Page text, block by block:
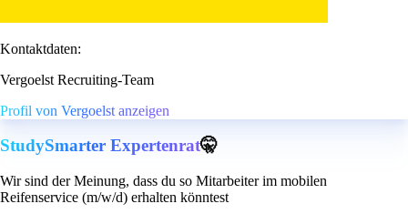
Kontaktdaten:
Vergoelst Recruiting-Team
Profil von Vergoelst anzeigen
StudySmarter Expertenrat🤫
Wir sind der Meinung, dass du so Mitarbeiter im mobilen
Reifenservice (m/w/d) erhalten könntest